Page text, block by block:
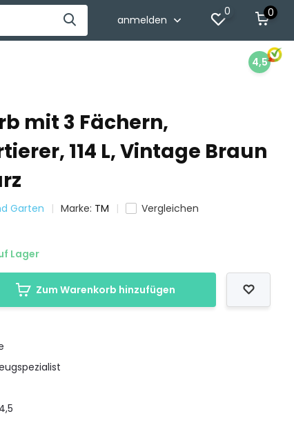
anmelden
0 0
4,5
mit 3 Fächern,
114 L, Vintage Braun
Garten Marke: TM
Vergleichen
Lager
Zum Warenkorb hinzufügen